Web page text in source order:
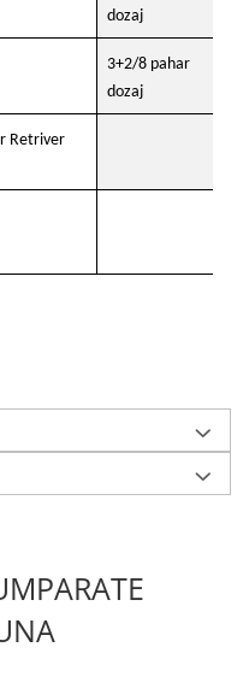
dozaj
3+2/8 pahar
dozaj
Retriver